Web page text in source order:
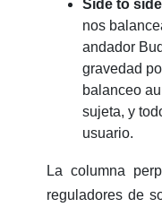
Side to
nos
andador
gravedad
balanceo
sujeta, y
usuario.
La columna
reguladores de